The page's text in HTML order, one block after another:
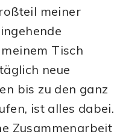
meiner
Tisch
neue
bis zu den ganz
ist alles dabei.
Zusammenarbeit